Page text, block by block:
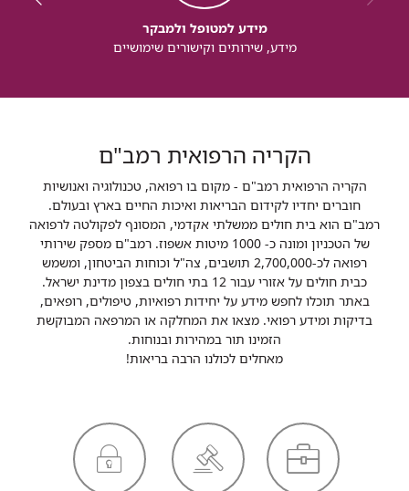
מידע למטופל ולמבקר
מידע, שירותים וקישורים שימושיים
הקריה הרפואית רמב"ם
הקריה הרפואית רמב"ם - מקום בו רפואה, טכנולוגיה ואנושיות
חוברים יחדיו לקידום הבריאות ואיכות החיים בארץ ובעולם.
רמב"ם הוא בית חולים ממשלתי אקדמי, המסונף לפקולטה לרפואה
של הטכניון ומונה כ- 1000 מיטות אשפוז. רמב"ם מספק שירותי
רפואה לכ-2,700,000 תושבים, צה"ל וכוחות הביטחון, ומשמש
כבית חולים על אזורי עבור 12 בתי חולים בצפון מדינת ישראל.
באתר תוכלו לחפש מידע על יחידות רפואיות, טיפולים, רופאים,
בדיקות ומידע רפואי. מצאו את המחלקה או המרפאה המבוקשת
הזמינו תור במהירות ובנוחות.
מאחלים לכולנו הרבה בריאות!